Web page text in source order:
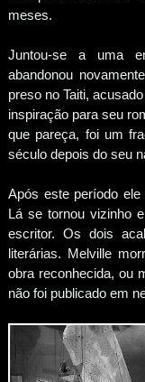
meses.
Juntou-se a uma
abandonou
preso no Taiti,
inspiração para seu
que pareça, foi um
século depois do seu
Após este período
Lá se tornou vizinho
escritor. Os dois
literárias. Melville
obra reconhecida, ou
não foi publicado em